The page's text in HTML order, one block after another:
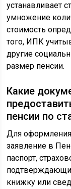
устанавливает
умножение
стоимость
того, ИПК
другие
размер пенсии.
Какие
пенсии по
Для оформления
заявление в
паспорт,
книжку или